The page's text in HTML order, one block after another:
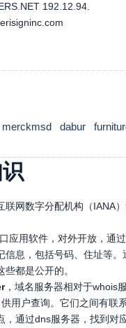
192.12.94.
merckmsd dabur
联网数字分配机构（IANA
应用软件，对外开放，通
信息，包括号码、住址等
都是公开的。
，域名服务器相对于whois
用户查询。它们之间有联
，通过dns服务器，找到